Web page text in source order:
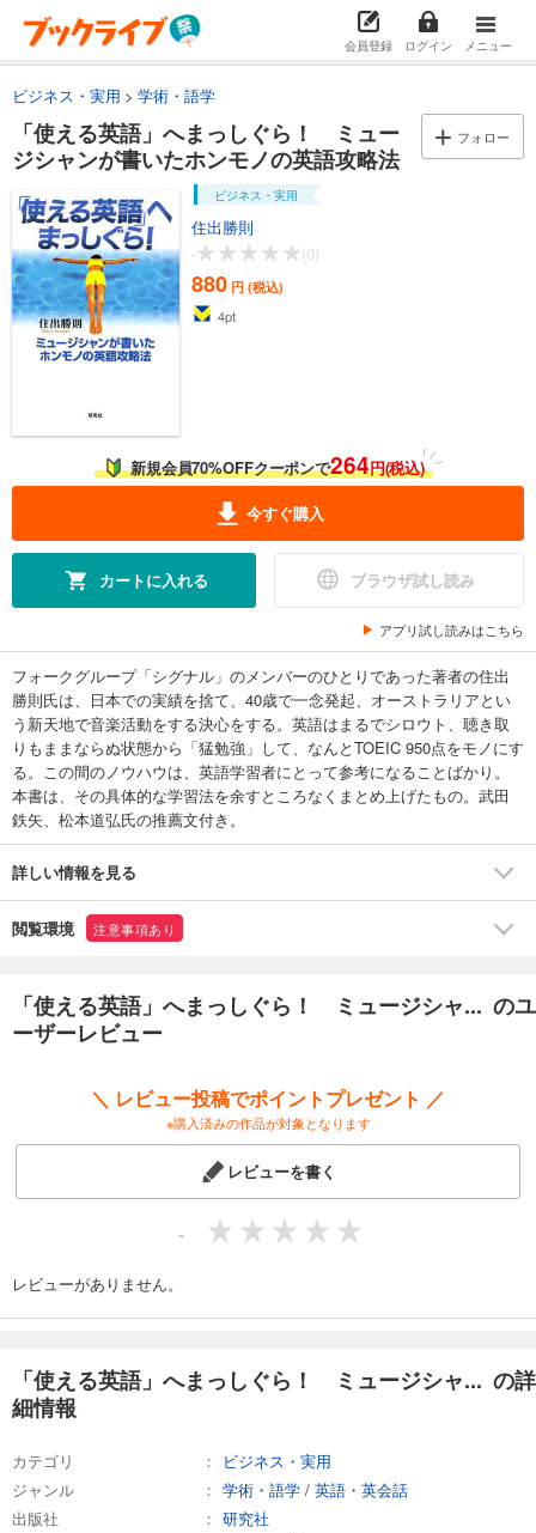
会員登録 ログイン メニュー
ビジネス・実用 学術・語学
「使える英語」へまっしぐら！ ミュー
ジシャンが書いたホンモノの英語攻略法
フォロー
ビジネス・実用
住出勝則
-
(0)
880 円 (税込)
4pt
新規会員70%OFFクーポンで264円(税込)
今すぐ購入
カートに入れる ブラウザ試し読み
アプリ試し読みはこちら
フォークグループ「シグナル」のメンバーのひとりであった著者の住出
勝則氏は、日本での実績を捨て、40歳で一念発起、オーストラリアとい
う新天地で音楽活動をする決心をする。英語はまるでシロウト、聴き取
りもままならぬ状態から「猛勉強」して、なんとTOEIC 950点をモノにす
る。この間のノウハウは、英語学習者にとって参考になることばかり。
本書は、その具体的な学習法を余すところなくまとめ上げたもの。武田
鉄矢、松本道弘氏の推薦文付き。
詳しい情報を見る
閲覧環境 注意事項あり
「使える英語」へまっしぐら！ ミュージシャ... のユ
ーザーレビュー
＼ レビュー投稿でポイントプレゼント ／
※購入済みの作品が対象となります
レビューを書く
-
レビューがありません。
「使える英語」へまっしぐら！ ミュージシャ... の詳
細情報
カテゴリ
ビジネス・実用
ジャンル
学術・語学 / 英語・英会話
出版社
研究社